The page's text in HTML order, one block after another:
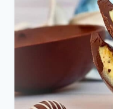
MAIS
FÁCIL
PARA
A